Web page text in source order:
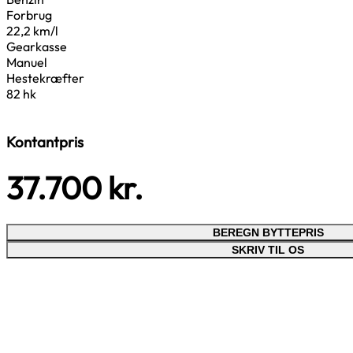
Forbrug
22,2 km/l
Gearkasse
Manuel
Hestekræfter
82 hk
Kontantpris
37.700 kr.
BEREGN BYTTEPRIS
SKRIV TIL OS